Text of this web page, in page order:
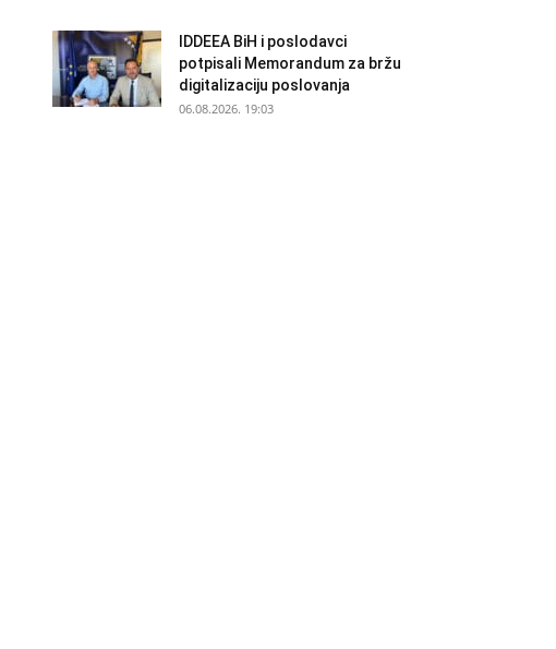
IDDEEA BiH i poslodavci
potpisali Memorandum za bržu
digitalizaciju poslovanja
06.08.2026. 19:03